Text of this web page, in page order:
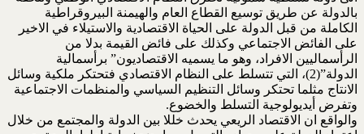
بالدولة عن طريق توسيع القطاع العام والهيمنة البيروقراطية
الكاملة من قبل الدولة على الحياة الاقتصادية والاستيلاء في الاخير
على الفائض الاجتماعي وكذلك على فائض القيمة بدلا من
الرأسماليين الافراد، وهو ما يسميه الاقتصاديون” برأسمالية
الدولة”(2)، التي تتسلط على النظام الاقتصادي فتحتكر ملكية وسائل
الانتاج مثلما تحتكر وسائل التنظيم السياسي والمنظمات الاجتماعية
وتفرض أيديولوجية التسلط والخضوع.
والواقع ان الاقتصاد الريعي يحدث خللا بين الدولة والمجتمع من خلال